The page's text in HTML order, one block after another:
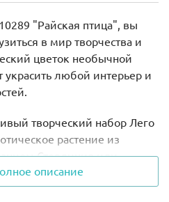
"Райская птица", вы
в мир творчества и
цветок необычной
любой интерьер и
творческий набор Лего
растение из
Стерлиция или
растение известно
цветами, внешне
описание